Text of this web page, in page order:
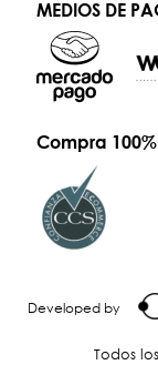
MEDIOS DE
Compra
Todos
Developed by